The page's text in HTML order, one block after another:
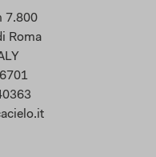
7.800
Roma